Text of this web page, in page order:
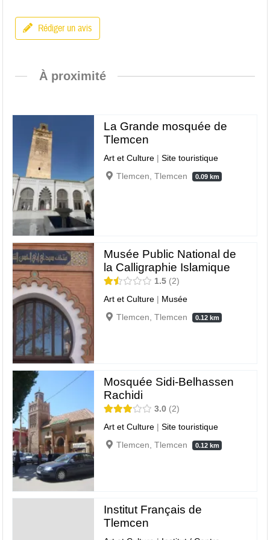
Rédiger un avis
À proximité
La Grande mosquée de
Tlemcen
Art et Culture |Site touristique
Tlemcen, Tlemcen
0.09 km
Musée Public National de
la Calligraphie Islamique
1.5 2
Art et Culture | Musée
Tlemcen, Tlemcen
0.12 km
Mosquée Sidi-Belhassen
Rachidi
3.0 2
Art et Culture |Site touristique
Tlemcen, Tlemcen
0.12 km
Institut Français de
Tlemcen